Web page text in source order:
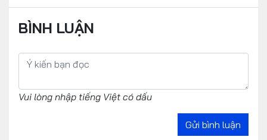
BÌNH LUẬN
Vui lòng nhập tiếng Việt có dấu
Gửi bình luận